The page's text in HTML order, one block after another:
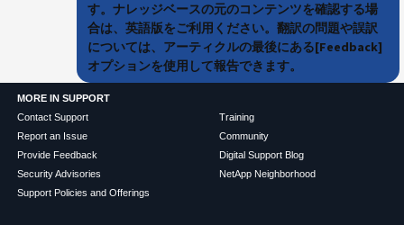
す。ナレッジベースの元のコンテンツを確認する場
合は、英語版をご利用ください。翻訳の問題や誤訳
については、アーティクルの最後にある[Feedback]
オプションを使用して報告できます。
MORE IN SUPPORT
Contact Support
Report an Issue
Provide Feedback
Security Advisories
Support Policies and Offerings
Training
Community
Digital Support Blog
NetApp Neighborhood